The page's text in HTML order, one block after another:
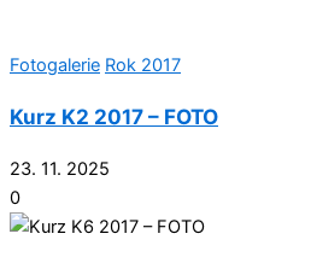
Fotogalerie Rok 2017
Kurz K2 2017 – FOTO
23. 11. 2025
0